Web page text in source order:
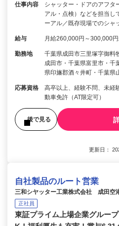
仕事内容
シャッター・ドアのアフタ
アル・点検）などを担当し
ーアル／既存現場でのシ
給与 月給260,000円～300,000
勤務地
千葉県成田市三里塚字御
成田市・千葉県富里市・千
県印旛郡酒々井町・千葉
応募資格
高卒以上、経験不問、未経
動車免許（AT限定可）
後で見る
更新日：
自社製品のルート営業
三和シヤッター工業株式会社 成田空
正社員
東証プライム上場企業グルー